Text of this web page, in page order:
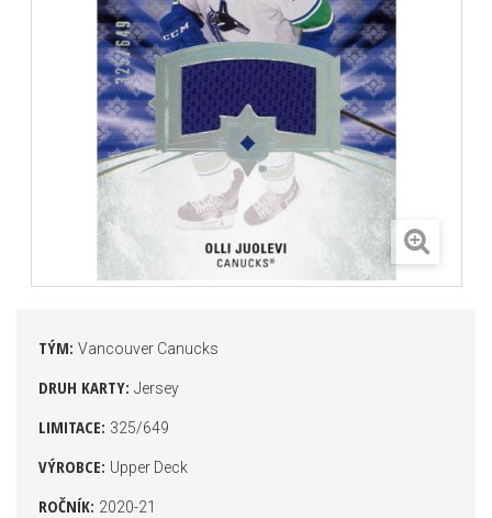
TÝM: Vancouver Canucks
DRUH KARTY: Jersey
LIMITACE: 325/649
VÝROBCE: Upper Deck
ROČNÍK: 2020-21